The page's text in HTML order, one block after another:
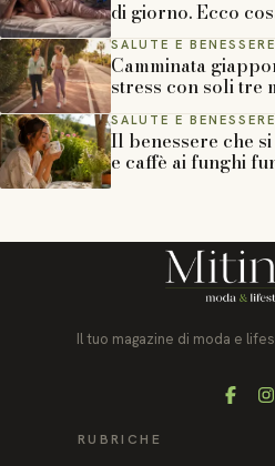
di giorno. Ecco
SALUTE E BENESSERE
Camminata
stress con soli tre
SALUTE E BENESSERE
Il benessere che
e caffè ai funghi
Il tuo magazine di moda e
RUBRICHE